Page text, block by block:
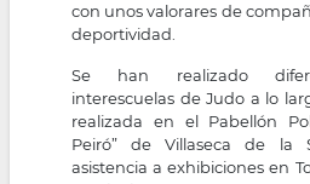
con unos valorares de
deportividad.
Se han realizado
interescuelas de Judo a lo
realizada en el Pabellón
Peiró” de Villaseca de la
asistencia a exhibiciones en